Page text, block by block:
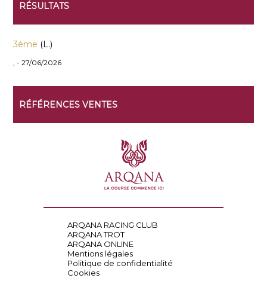
RÉSULTATS
3ème (L.)
, - 27/06/2026
RÉFÉRENCES VENTES
ARQANA RACING CLUB
ARQANA TROT
ARQANA ONLINE
Mentions légales
Politique de confidentialité
Cookies